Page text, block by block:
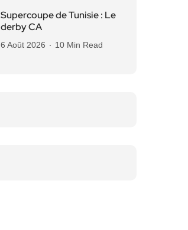
Supercoupe de Tunisie : Le
derby CA
6 Août 2026 10 Min Read